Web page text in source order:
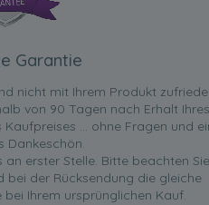
Garantie
nicht mit Ihrem Produkt
von 90 Tagen nach Erhalt Ihres
... ohne Fragen und
Dankeschön.
erster Stelle. Bitte beachten
der Rücksendung die gleiche
Ihrem ursprünglichen Kauf.